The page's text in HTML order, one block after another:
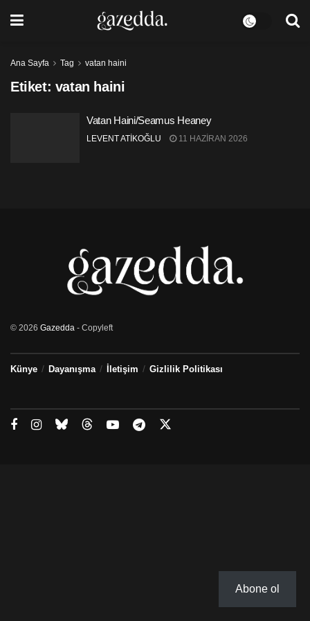
Ana Sayfa Tag vatan haini
Etiket: vatan haini
Vatan Haini/Seamus Heaney
LEVENT ATİKOĞLU 11 HAZIRAN 2026
© 2026 Gazedda - Copyleft
Künye Dayanışma İletişim Gizlilik Politikası
Abone ol